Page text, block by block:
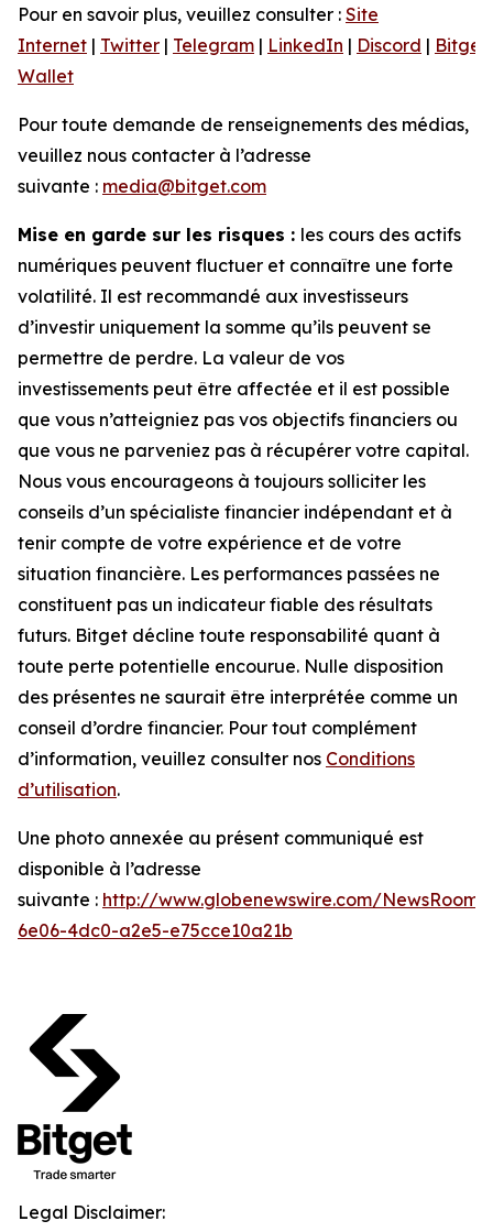
Pour en savoir plus, veuillez consulter : Site
Internet | Twitter | Telegram | LinkedIn | Discord | Bitget
Wallet
Pour toute demande de renseignements des médias,
veuillez nous contacter à l’adresse
suivante : media@bitget.com
Mise en garde sur les risques : les cours des actifs
numériques peuvent fluctuer et connaître une forte
volatilité. Il est recommandé aux investisseurs
d’investir uniquement la somme qu’ils peuvent se
permettre de perdre. La valeur de vos
investissements peut être affectée et il est possible
que vous n’atteigniez pas vos objectifs financiers ou
que vous ne parveniez pas à récupérer votre capital.
Nous vous encourageons à toujours solliciter les
conseils d’un spécialiste financier indépendant et à
tenir compte de votre expérience et de votre
situation financière. Les performances passées ne
constituent pas un indicateur fiable des résultats
futurs. Bitget décline toute responsabilité quant à
toute perte potentielle encourue. Nulle disposition
des présentes ne saurait être interprétée comme un
conseil d’ordre financier. Pour tout complément
d’information, veuillez consulter nos Conditions
d’utilisation.
Une photo annexée au présent communiqué est
disponible à l’adresse
suivante : http://www.globenewswire.com/
6e06-4dc0-a2e5-e75cce10a21b
Legal Disclaimer: